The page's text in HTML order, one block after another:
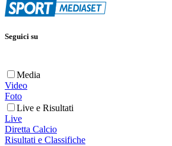
Seguici su
Media
Video
Foto
Live e Risultati
Live
Diretta Calcio
Risultati e Classifiche